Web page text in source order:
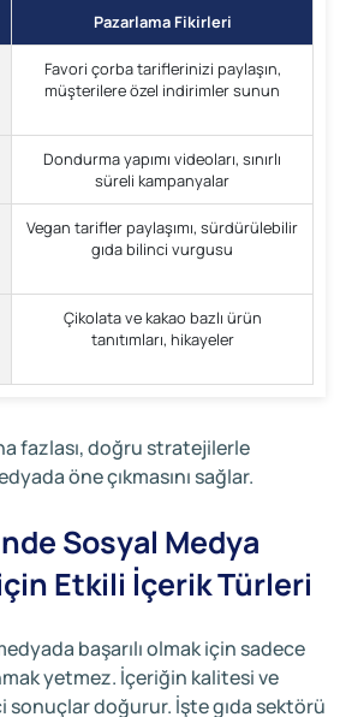
Pazarlama Fikirleri
Favori çorba tariflerinizi paylaşın,
müşterilere özel indirimler sunun
Dondurma yapımı videoları, sınırlı
süreli kampanyalar
Vegan tarifler paylaşımı, sürdürülebilir
gıda bilinci vurgusu
Çikolata ve kakao bazlı ürün
tanıtımları, hikayeler
fazlası, doğru stratejilerle
öne çıkmasını sağlar.
Sosyal Medya
Etkili İçerik Türleri
başarılı olmak için sadece
yetmez. İçeriğin kalitesi ve
doğurur. İşte gıda sektörü